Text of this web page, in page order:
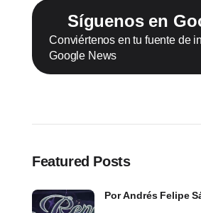
Síguenos en
Conviértenos en tu fuente de
Google News
Featured Posts
por Andrés Felipe